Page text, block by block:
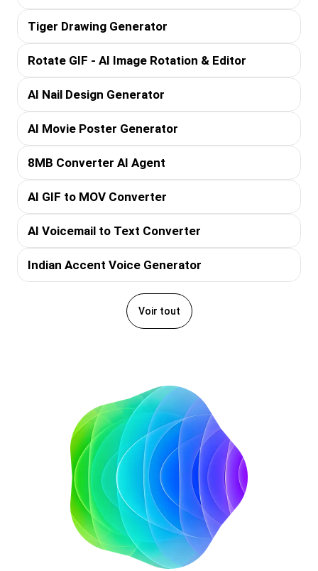
Tiger Drawing Generator
Rotate GIF - AI Image Rotation & Editor
AI Nail Design Generator
AI Movie Poster Generator
8MB Converter AI Agent
AI GIF to MOV Converter
AI Voicemail to Text Converter
Indian Accent Voice Generator
Voir tout